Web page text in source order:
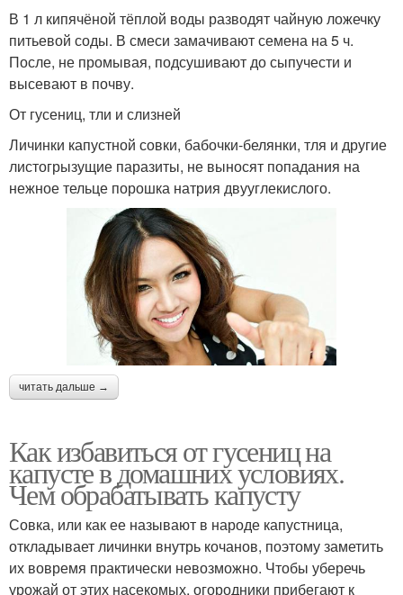
В 1 л кипячёной тёплой воды разводят чайную ложечку
питьевой соды. В смеси замачивают семена на 5 ч.
После, не промывая, подсушивают до сыпучести и
высевают в почву.
От гусениц, тли и слизней
Личинки капустной совки, бабочки-белянки, тля и другие
листогрызущие паразиты, не выносят попадания на
нежное тельце порошка натрия двууглекислого.
читать дальше →
Как избавиться от гусениц на
капусте в домашних условиях.
Чем обрабатывать капусту
Совка, или как ее называют в народе капустница,
откладывает личинки внутрь кочанов, поэтому заметить
их вовремя практически невозможно. Чтобы уберечь
урожай от этих насекомых, огородники прибегают к